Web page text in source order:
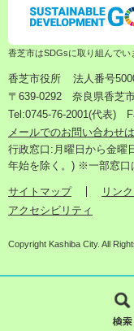
香芝市はSDGsに取り組んでい
香芝市役所
法人番号
〒639-0292 奈良県香芝
Tel:0745-76-2001(代表)
メールでのお問い合わせ
行政窓口:月曜日から金
年始を除く。) ※一部窓口
サイトマップ リン
アクセシビリティ
Copyright Kashiba City. All